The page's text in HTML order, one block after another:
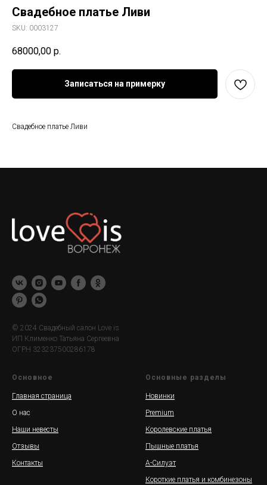
Свадебное платье Ливи
SKU: 0003127
68000,00 р.
Записаться на примерку
Свадебное платье Ливи
© 2024 Свадебный салон Love is
ИП Клименко Татьяна Сергеевна
ОГРН 323237500286178
Основное
Главная страница
О нас
Наши невесты
Отзывы
Контакты
Основные разделы
Новинки
Premium
Королевские платья
Пышные платья
А-Силуэт
Короткие платья и комбинезоны